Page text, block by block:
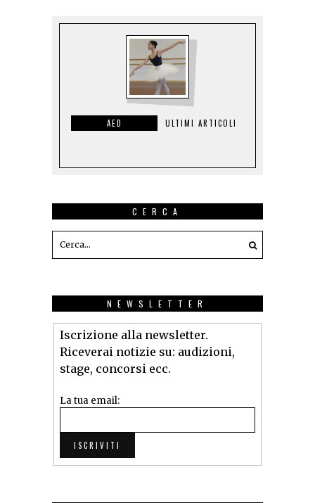
AED ULTIMI ARTICOLI
CERCA
NEWSLETTER
Iscrizione alla newsletter.
Riceverai notizie su: audizioni,
stage, concorsi ecc.
La tua email: